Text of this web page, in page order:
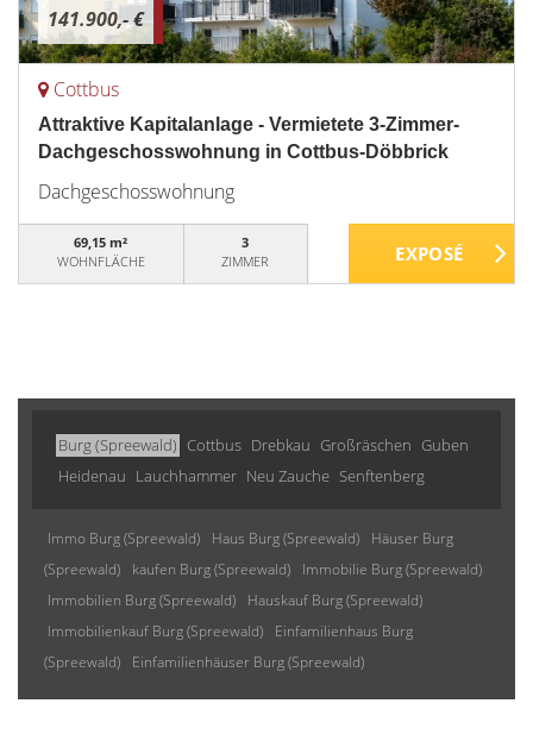
141.900,- €
Cottbus
Attraktive Kapitalanlage - Vermietete 3-Zimmer-
Dachgeschosswohnung in Cottbus-Döbbrick
Dachgeschosswohnung
69,15 m²
WOHNFLÄCHE
3
ZIMMER
Burg (Spreewald) Cottbus Drebkau Großräschen Guben
Heidenau Lauchhammer Neu Zauche Senftenberg
Immo Burg (Spreewald) Haus Burg (Spreewald)
Häuser Burg
(Spreewald)
kaufen Burg (Spreewald)
Immobilie Burg (Spreewald)
Immobilien Burg (Spreewald)
Hauskauf Burg (Spreewald)
Immobilienkauf Burg (Spreewald)
Einfamilienhaus Burg
(Spreewald)
Einfamilienhäuser Burg (Spreewald)